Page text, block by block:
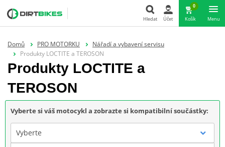
Hledat Účet
0
Košík Menu
Domů PRO MOTORKU
Nářadí a vybavení servisu
Produkty LOCTITE a TEROSON
Produkty LOCTITE a
TEROSON
Vyberte si váš motocykl a zobrazte si kompatibilní součástky:
Vyberte